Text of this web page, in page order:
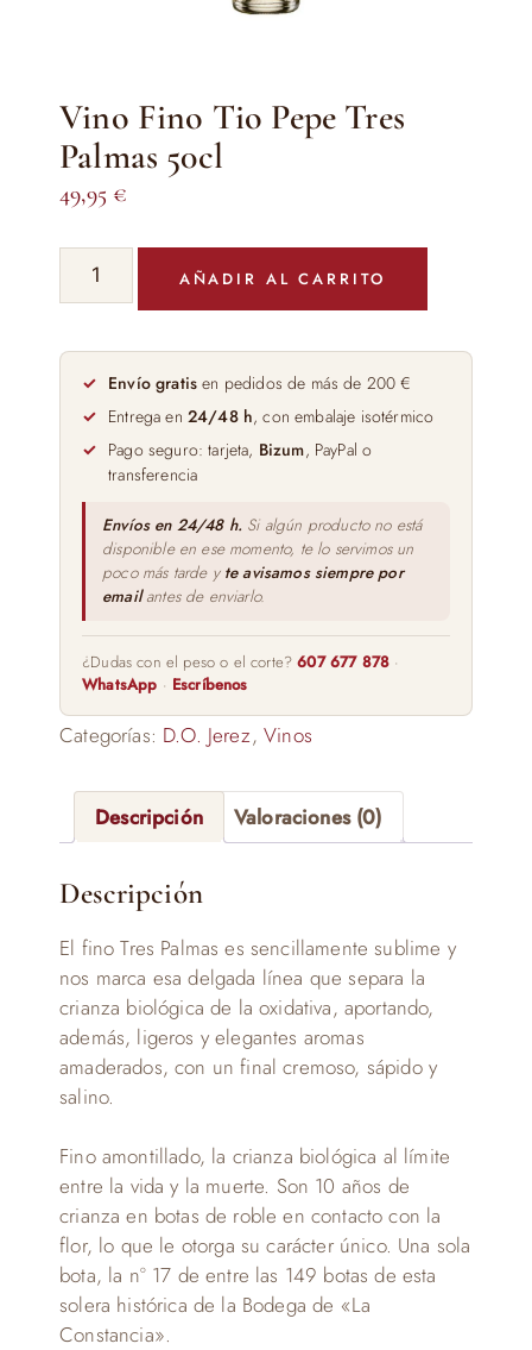
Vino Fino Tio Pepe Tres
Palmas 50cl
49,95 €
Vino
Pepe
Tres
Palmas
50cl
cantidad
AÑADIR AL CARRITO
Envío gratis en pedidos de más de 200 €
Entrega en 24/48 h, con embalaje isotérmico
Pago seguro: tarjeta, Bizum, PayPal o
transferencia
Envíos en 24/48 h. Si algún producto no está
disponible en ese momento, te lo servimos un
poco más tarde y te avisamos siempre por
emailantes de enviarlo.
¿Dudas con el peso o el corte?607 677 878 ·
WhatsApp · Escríbenos
Categorías: D.O. Jerez,Vinos
Descripción Valoraciones (0)
Descripción
El fino Tres Palmas es sencillamente sublime y
nos marca esa delgada línea que separa la
crianza biológica de la oxidativa, aportando,
además, ligeros y elegantes aromas
amaderados, con un final cremoso, sápido y
salino.
Fino amontillado, la crianza biológica al límite
entre la vida y la muerte. Son 10 años de
crianza en botas de roble en contacto con la
flor, lo que le otorga su carácter único. Una sola
bota, la n° 17 de entre las 149 botas de esta
solera histórica de la Bodega de «La
Constancia».